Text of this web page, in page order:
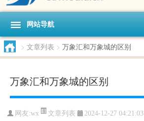
网站导航
> 文章列表 > 万象汇和万象城的区别
万象汇和万象城的区别
网友:wx 文章列表 2024-12-27 04:21:03